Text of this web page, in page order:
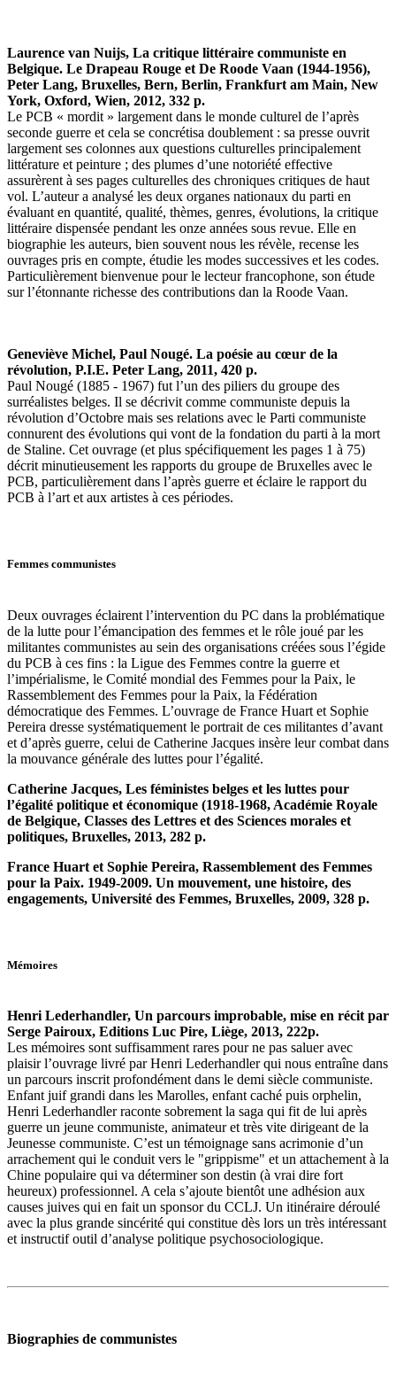
Laurence van Nuijs, La critique littéraire communiste en
Belgique. Le Drapeau Rouge et De Roode Vaan (1944-1956),
Peter Lang, Bruxelles, Bern, Berlin, Frankfurt am Main, New
York, Oxford, Wien, 2012, 332 p.
Le PCB « mordit » largement dans le monde culturel de l’après
seconde guerre et cela se concrétisa doublement : sa presse ouvrit
largement ses colonnes aux questions culturelles principalement
littérature et peinture ; des plumes d’une notoriété effective
assurèrent à ses pages culturelles des chroniques critiques de haut
vol. L’auteur a analysé les deux organes nationaux du parti en
évaluant en quantité, qualité, thèmes, genres, évolutions, la critique
littéraire dispensée pendant les onze années sous revue. Elle en
biographie les auteurs, bien souvent nous les révèle, recense les
ouvrages pris en compte, étudie les modes successives et les codes.
Particulièrement bienvenue pour le lecteur francophone, son étude
sur l’étonnante richesse des contributions dan la Roode Vaan.
Geneviève Michel, Paul Nougé. La poésie au cœur de la
révolution, P.I.E. Peter Lang, 2011, 420 p.
Paul Nougé (1885 - 1967) fut l’un des piliers du groupe des
surréalistes belges. Il se décrivit comme communiste depuis la
révolution d’Octobre mais ses relations avec le Parti communiste
connurent des évolutions qui vont de la fondation du parti à la mort
de Staline. Cet ouvrage (et plus spécifiquement les pages 1 à 75)
décrit minutieusement les rapports du groupe de Bruxelles avec le
PCB, particulièrement dans l’après guerre et éclaire le rapport du
PCB à l’art et aux artistes à ces périodes.
Femmes communistes
Deux ouvrages éclairent l’intervention du PC dans la problématique
de la lutte pour l’émancipation des femmes et le rôle joué par les
militantes communistes au sein des organisations créées sous l’égide
du PCB à ces fins : la Ligue des Femmes contre la guerre et
l’impérialisme, le Comité mondial des Femmes pour la Paix, le
Rassemblement des Femmes pour la Paix, la Fédération
démocratique des Femmes. L’ouvrage de France Huart et Sophie
Pereira dresse systématiquement le portrait de ces militantes d’avant
et d’après guerre, celui de Catherine Jacques insère leur combat dans
la mouvance générale des luttes pour l’égalité.
Catherine Jacques, Les féministes belges et les luttes pour
l’égalité politique et économique (1918-1968, Académie Royale
de Belgique, Classes des Lettres et des Sciences morales et
politiques, Bruxelles, 2013, 282 p.
France Huart et Sophie Pereira, Rassemblement des Femmes
pour la Paix. 1949-2009. Un mouvement, une histoire, des
engagements, Université des Femmes, Bruxelles, 2009, 328 p.
Mémoires
Henri Lederhandler, Un parcours improbable, mise en récit par
Serge Pairoux, Editions Luc Pire, Liège, 2013, 222p.
Les mémoires sont suffisamment rares pour ne pas saluer avec
plaisir l’ouvrage livré par Henri Lederhandler qui nous entraîne dans
un parcours inscrit profondément dans le demi siècle communiste.
Enfant juif grandi dans les Marolles, enfant caché puis orphelin,
Henri Lederhandler raconte sobrement la saga qui fit de lui après
guerre un jeune communiste, animateur et très vite dirigeant de la
Jeunesse communiste. C’est un témoignage sans acrimonie d’un
arrachement qui le conduit vers le "grippisme" et un attachement à la
Chine populaire qui va déterminer son destin (à vrai dire fort
heureux) professionnel. A cela s’ajoute bientôt une adhésion aux
causes juives qui en fait un sponsor du CCLJ. Un itinéraire déroulé
avec la plus grande sincérité qui constitue dès lors un très intéressant
et instructif outil d’analyse politique psychosociologique.
Biographies de communistes